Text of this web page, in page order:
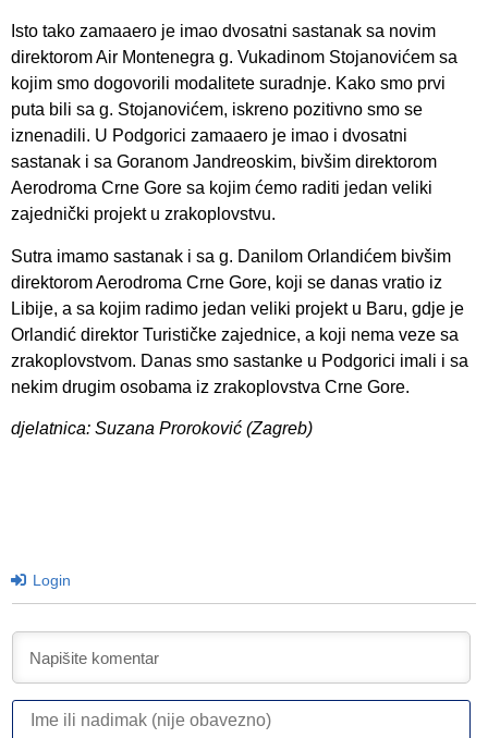
Isto tako zamaaero je imao dvosatni sastanak sa novim
direktorom Air Montenegra g. Vukadinom Stojanovićem sa
kojim smo dogovorili modalitete suradnje. Kako smo prvi
puta bili sa g. Stojanovićem, iskreno pozitivno smo se
iznenadili. U Podgorici zamaaero je imao i dvosatni
sastanak i sa Goranom Jandreoskim, bivšim direktorom
Aerodroma Crne Gore sa kojim ćemo raditi jedan veliki
zajednički projekt u zrakoplovstvu.
Sutra imamo sastanak i sa g. Danilom Orlandićem bivšim
direktorom Aerodroma Crne Gore, koji se danas vratio iz
Libije, a sa kojim radimo jedan veliki projekt u Baru, gdje je
Orlandić direktor Turističke zajednice, a koji nema veze sa
zrakoplovstvom. Danas smo sastanke u Podgorici imali i sa
nekim drugim osobama iz zrakoplovstva Crne Gore.
djelatnica: Suzana Proroković (Zagreb)
Login